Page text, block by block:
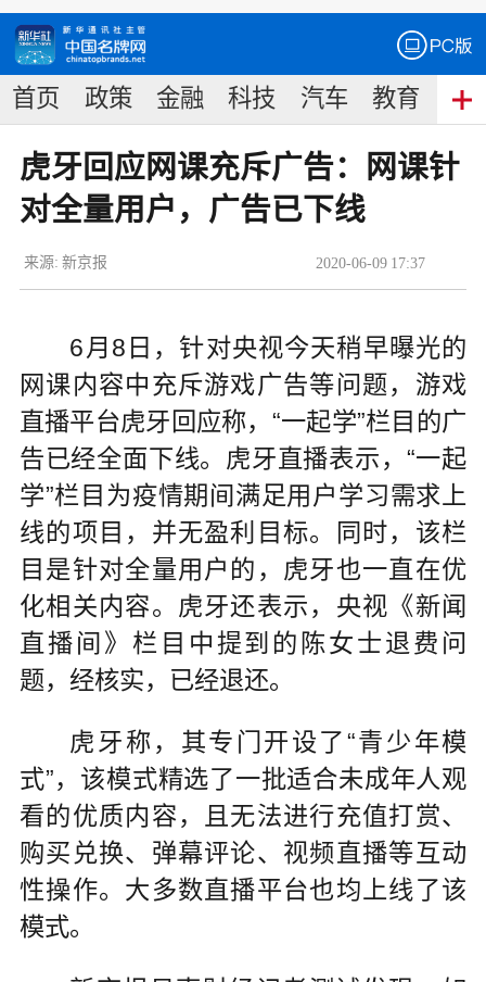
首页 政策 金融 科技 汽车 教育 食
虎牙回应网课充斥广告：网课针
对全量用户，广告已下线
2020-06-09 17:37
来源: 新京报
6月8日，针对央视今天稍早曝光的
网课内容中充斥游戏广告等问题，游戏
直播平台虎牙回应称，“一起学”栏目的广
告已经全面下线。虎牙直播表示，“一起
学”栏目为疫情期间满足用户学习需求上
线的项目，并无盈利目标。同时，该栏
目是针对全量用户的，虎牙也一直在优
化相关内容。虎牙还表示，央视《新闻
直播间》栏目中提到的陈女士退费问
题，经核实，已经退还。
虎牙称，其专门开设了“青少年模
式”，该模式精选了一批适合未成年人观
看的优质内容，且无法进行充值打赏、
购买兑换、弹幕评论、视频直播等互动
性操作。大多数直播平台也均上线了该
模式。